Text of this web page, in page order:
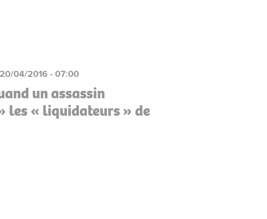
04/2016 - 07:00
un assassin
les « liquidateurs » de